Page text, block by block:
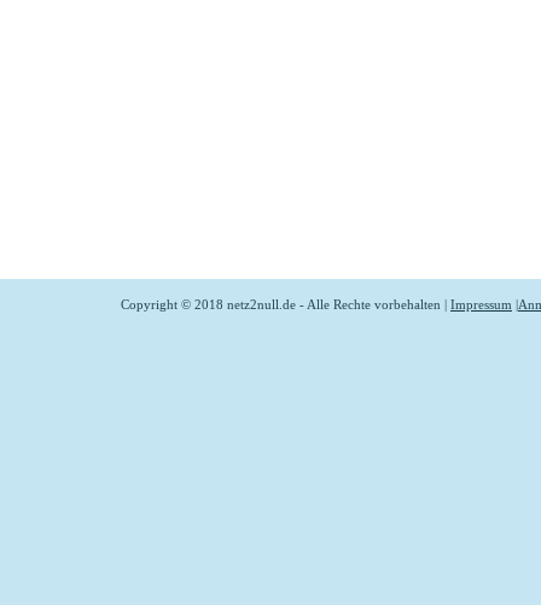
Copyright © 2018 netz2null.de - Alle Rechte vorbehalten | Impressum |